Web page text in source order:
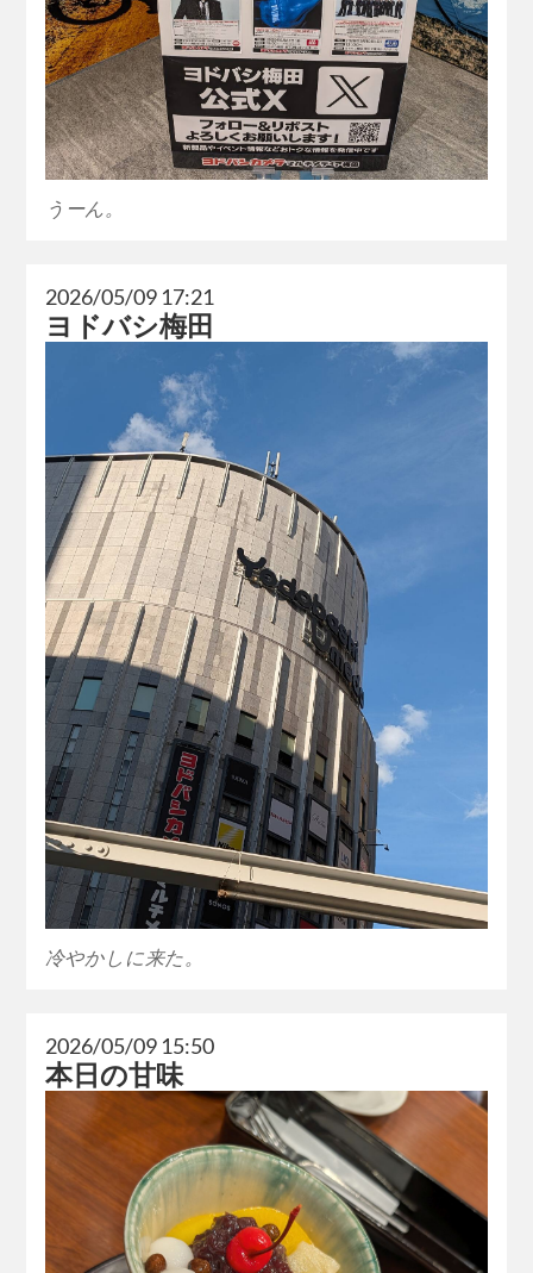
うーん。
2026/05/09 17:21
ヨドバシ梅田
冷やかしに来た。
2026/05/09 15:50
本日の甘味